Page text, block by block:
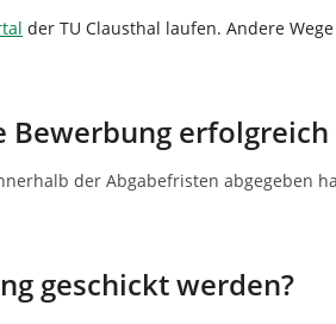
der TU Clausthal laufen. Andere
erfolgreich
der Abgabefristen abgegeben
geschickt werden?